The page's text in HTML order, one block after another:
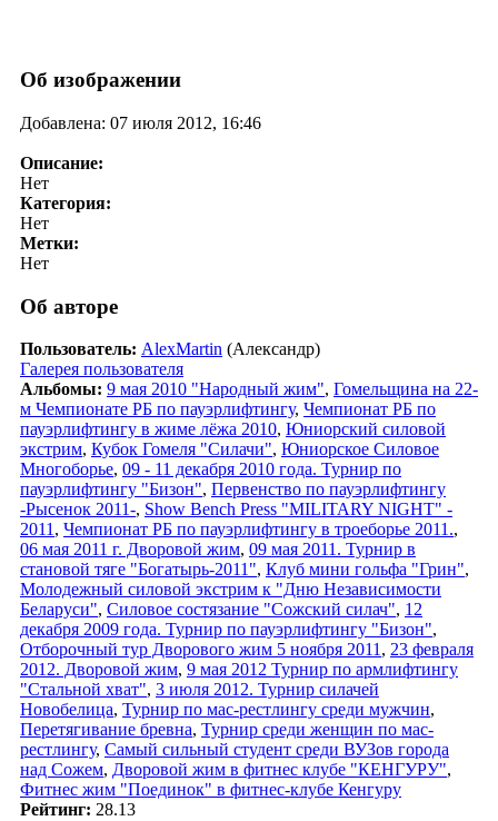
Об изображении
Добавлена: 07 июля 2012, 16:46
Описание:
Нет
Категория:
Нет
Метки:
Нет
Об авторе
Пользователь: AlexMartin (Александр)
Галерея пользователя
Альбомы: 9 мая 2010 "Народный жим", Гомельщина на 22-
м Чемпионате РБ по пауэрлифтингу, Чемпионат РБ по
пауэрлифтингу в жиме лёжа 2010, Юниорский силовой
экстрим, Кубок Гомеля "Силачи", Юниорское Силовое
Многоборье, 09 - 11 декабря 2010 года. Турнир по
пауэрлифтингу "Бизон", Первенство по пауэрлифтингу
-Рысенок 2011-, Show Bench Press "MILITARY NIGHT" -
2011 , Чемпионат РБ по пауэрлифтингу в троеборье 2011.,
06 мая 2011 г. Дворовой жим, 09 мая 2011. Турнир в
становой тяге "Богатырь-2011", Клуб мини гольфа "Грин",
Молодежный силовой экстрим к "Дню Независимости
Беларуси", Силовое состязание "Сожский силач", 12
декабря 2009 года. Турнир по пауэрлифтингу "Бизон",
Отборочный тур Дворового жим 5 ноября 2011 , 23 февраля
2012. Дворовой жим, 9 мая 2012 Турнир по армлифтингу
"Стальной хват", 3 июля 2012. Турнир силачей
Новобелица, Турнир по мас-рестлингу среди мужчин,
Перетягивание бревна, Турнир среди женщин по мас-
рестлингу, Самый сильный студент среди ВУЗов города
над Сожем, Дворовой жим в фитнес клубе "КЕНГУРУ",
Фитнес жим "Поединок" в фитнес-клубе Кенгуру
Рейтинг: 28.13